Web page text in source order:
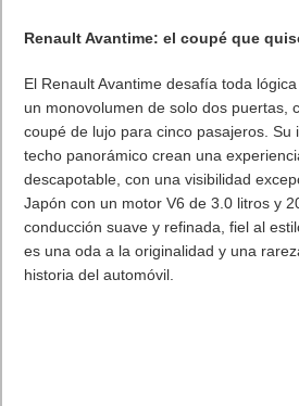
Renault Avantime: el coupé que
El Renault Avantime desafía toda
un monovolumen de solo dos puertas,
coupé de lujo para cinco pasajeros. Su
techo panorámico crean una
descapotable, con una visibilidad
Japón con un motor V6 de 3.0 litros y
conducción suave y refinada, fiel al
es una oda a la originalidad y una
historia del automóvil.